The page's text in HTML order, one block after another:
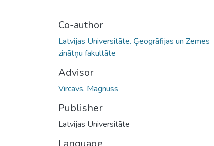
Co-author
Latvijas Universitāte. Ģeogrāfijas un Zemes
zinātņu fakultāte
Advisor
Vircavs, Magnuss
Publisher
Latvijas Universitāte
Language